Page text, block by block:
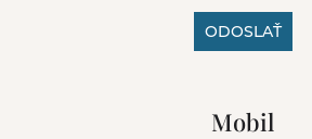
ODOSLAŤ
Mobil